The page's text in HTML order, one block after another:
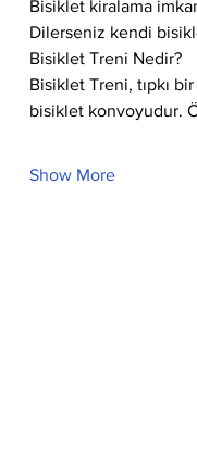
Bisiklet kiralama
Dilerseniz kendi
Bisiklet Treni Nedir?
Bisiklet Treni, tıpkı
bisiklet konvoyudur.
Show More